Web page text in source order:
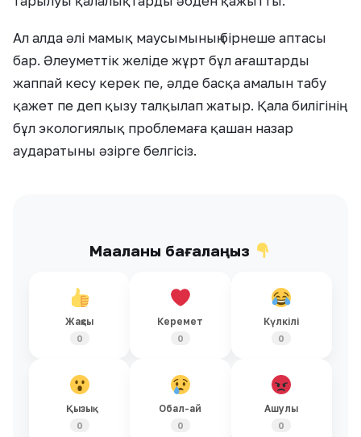
Ал алда әлі мамық маусымының бірнеше аптасы
бар. Әлеуметтік желіде жұрт бұл ағаштарды
жаппай кесу керек пе, әлде басқа амалын табу
қажет пе деп қызу талқылап жатыр. Қала билігінің
бұл экологиялық проблемаға қашан назар
аударатыны әзірге белгісіз.
Мақаланы бағалаңыз
Жақсы
0
Керемет
0
Күлкілі
0
Қызық
0
Обал-ай
0
Ашулы
0